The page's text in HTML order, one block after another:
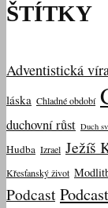
ŠTÍTKY
Adventistická
láska Chladné období
duchovní růst Duch
Hudba Izrael Ježíš
Křesťanský život
Podcast